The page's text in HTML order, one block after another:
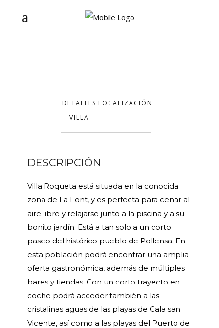
DETALLES
VILLA
LOCALIZACIÓN
DESCRIPCIÓN
Villa Roqueta está situada en la conocida
zona de La Font, y es perfecta para cenar al
aire libre y relajarse junto a la piscina y a su
bonito jardín. Está a tan solo a un corto
paseo del histórico pueblo de Pollensa. En
esta población podrá encontrar una amplia
oferta gastronómica, además de múltiples
bares y tiendas. Con un corto trayecto en
coche podrá acceder también a las
cristalinas aguas de las playas de Cala san
Vicente, así como a las playas del Puerto de